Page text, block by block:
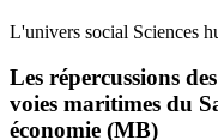
L'univers social Sciences
Les répercussions
voies maritimes du
économie (MB)